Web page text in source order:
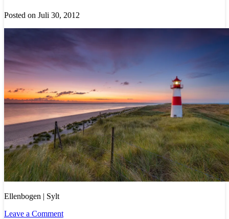
Posted on Juli 30, 2012
Ellenbogen | Sylt
Leave a Comment